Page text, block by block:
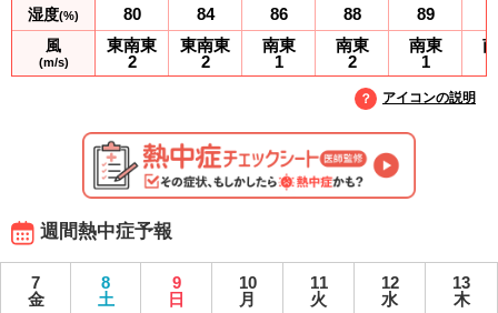
湿度(%)
風
(m/s)
80
東南東
2
84
東南東
2
86
南東
1
88
南東
2
89
南東
1
アイコンの説明
週間熱中症予報
7
金
8
土
9
日
10
月
11
火
12
水
13
木